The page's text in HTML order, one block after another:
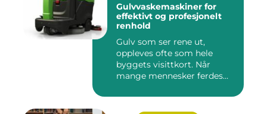
Gulvvaskemaskiner for
effektivt og profesjonelt
renhold
Gulv som ser rene ut,
oppleves ofte som hele
byggets visittkort. Når
mange mennesker ferdes